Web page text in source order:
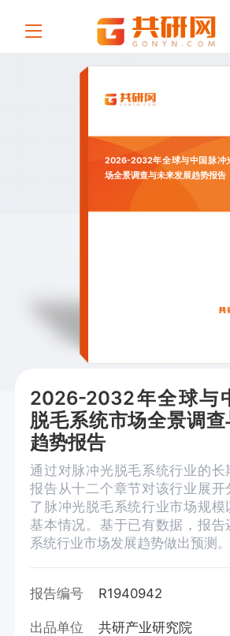
2026-2032年全球与中国脉冲
场全景调查与未来发展趋势报告
2026-2032年全球与
脱毛系统市场全景调
趋势报告
通过对脉冲光脱毛系统行业的长
报告从十二个章节对该行业展开
了脉冲光脱毛系统行业市场规模
基本情况。基于已有数据，报
系统行业市场发展趋势做出预测。
报告编号 R1940942
出品单位 共研产业研究院